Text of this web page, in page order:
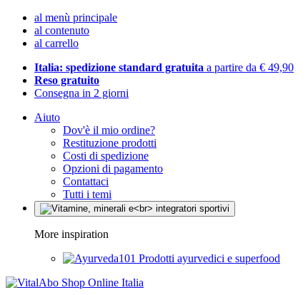
al menù principale
al contenuto
al carrello
Italia: spedizione standard gratuita a partire da € 49,90
Reso gratuito
Consegna in 2 giorni
Aiuto
Dov'è il mio ordine?
Restituzione prodotti
Costi di spedizione
Opzioni di pagamento
Contattaci
Tutti i temi
More inspiration
Prodotti ayurvedici e superfood